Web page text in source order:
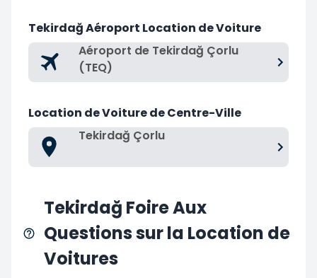
Tekirdağ Aéroport Location de Voiture
Aéroport de Tekirdağ Çorlu
(TEQ)
Location de Voiture de Centre-Ville
Tekirdağ Çorlu
Tekirdağ Foire Aux
Questions sur la Location de
Voitures